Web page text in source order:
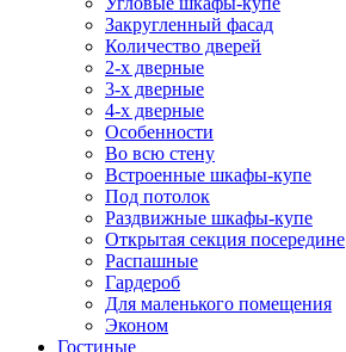
Закругленный фасад
Количество дверей
2-х дверные
3-х дверные
4-х дверные
Особенности
Во всю стену
Встроенные шкафы-купе
Под потолок
Раздвижные шкафы-купе
Открытая секция посередине
Распашные
Гардероб
Для маленького помещения
Эконом
Гостиные